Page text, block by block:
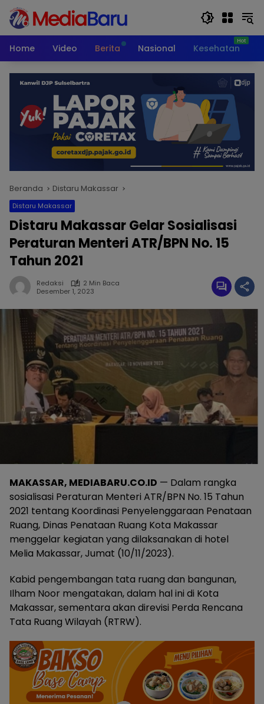
Langsung
konten
Home
Video Berita Nasional Kesehatan
Beranda Distaru Makassar
Distaru Makassar
Distaru Makassar Gelar Sosialisasi
Peraturan Menteri ATR/BPN No. 15
Tahun 2021
Redaksi
2 Min Baca
Desember 1, 2023
MAKASSAR, MEDIABARU.CO.ID — Dalam rangka
sosialisasi Peraturan Menteri ATR/BPN No. 15 Tahun
2021 tentang Koordinasi Penyelenggaraan Penataan
Ruang, Dinas Penataan Ruang Kota Makassar
menggelar kegiatan yang dilaksanakan di hotel
Melia Makassar, Jumat (10/11/2023).
Kabid pengembangan tata ruang dan bangunan,
Ilham Noor mengatakan, dalam hal ini di Kota
Makassar, sementara akan direvisi Perda Rencana
Tata Ruang Wilayah (RTRW).